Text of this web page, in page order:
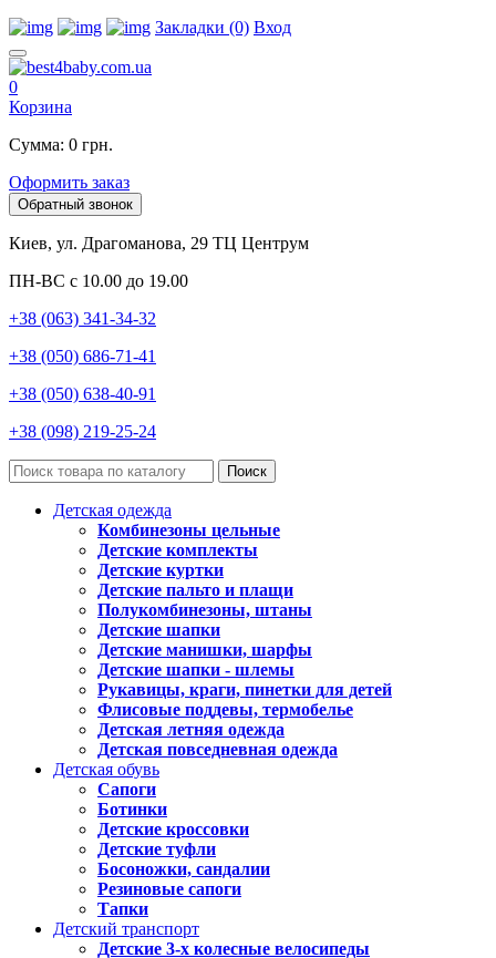
Закладки (0) Вход
0
Корзина
Сумма: 0 грн.
Оформить заказ
Обратный звонок
Киев, ул. Драгоманова, 29 ТЦ Центрум
ПН-ВС с 10.00 до 19.00
+38 (063) 341-34-32
+38 (050) 686-71-41
+38 (050) 638-40-91
+38 (098) 219-25-24
Поиск
Детская одежда
Комбинезоны цельные
Детские комплекты
Детские куртки
Детские пальто и плащи
Полукомбинезоны, штаны
Детские шапки
Детские манишки, шарфы
Детские шапки - шлемы
Рукавицы, краги, пинетки для детей
Флисовые поддевы, термобелье
Детская летняя одежда
Детская повседневная одежда
Детская обувь
Сапоги
Ботинки
Детские кроссовки
Детские туфли
Босоножки, сандалии
Резиновые сапоги
Тапки
Детский транспорт
Детские 3-х колесные велосипеды